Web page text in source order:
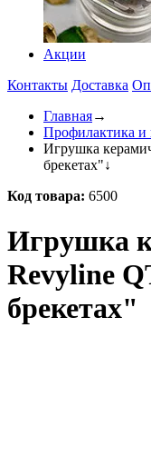
Акции
Контакты Доставка
Главная→
Профилактика и
Игрушка
брекетах"↓
Код товара: 6500
Игрушка
Revyline
брекетах"